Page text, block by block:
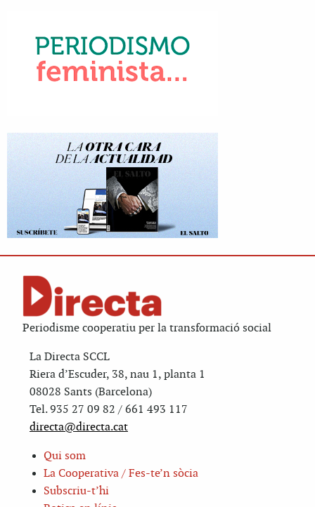
Periodisme cooperatiu per la transformació social
La Directa SCCL
Riera d’Escuder, 38, nau 1, planta 1
08028 Sants (Barcelona)
Tel. 935 27 09 82 / 661 493 117
directa@directa.cat
Qui som
La Cooperativa / Fes-te’n sòcia
Subscriu-t’hi